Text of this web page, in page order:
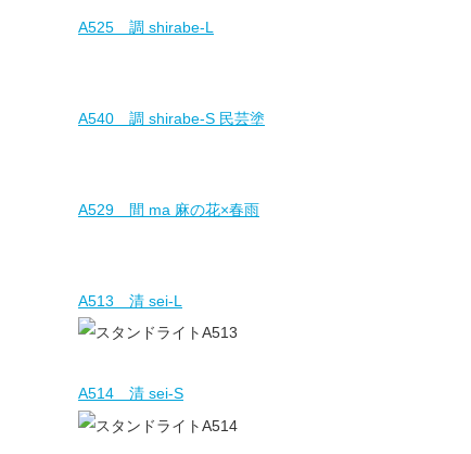
A525 調 shirabe-L
A540 調 shirabe-S 民芸塗
A529 間 ma 麻の花×春雨
A513 清 sei-L
A514 清 sei-S